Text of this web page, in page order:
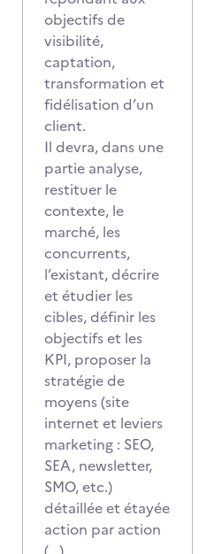
objectifs de
visibilité,
captation,
transformation et
fidélisation d’un
client.
Il devra, dans une
partie analyse,
restituer le
contexte, le
marché, les
concurrents,
l’existant, décrire
et étudier les
cibles, définir les
objectifs et les
KPI, proposer la
stratégie de
moyens (site
internet et leviers
marketing : SEO,
SEA, newsletter,
SMO, etc.)
détaillée et étayée
action par action